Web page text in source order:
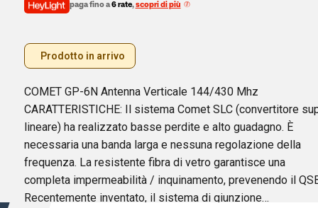
paga fino a6 rate,scopri di più
Prodotto in arrivo
COMET GP-6N Antenna Verticale 144/430 Mhz
CARATTERISTICHE: Il sistema Comet SLC (convertitore
lineare) ha realizzato basse perdite e alto guadagno. È
necessaria una banda larga e nessuna regolazione della
frequenza. La resistente fibra di vetro garantisce una
completa impermeabilità / inquinamento, prevenendo il
Recentemente inventato, il sistema di giunzione…